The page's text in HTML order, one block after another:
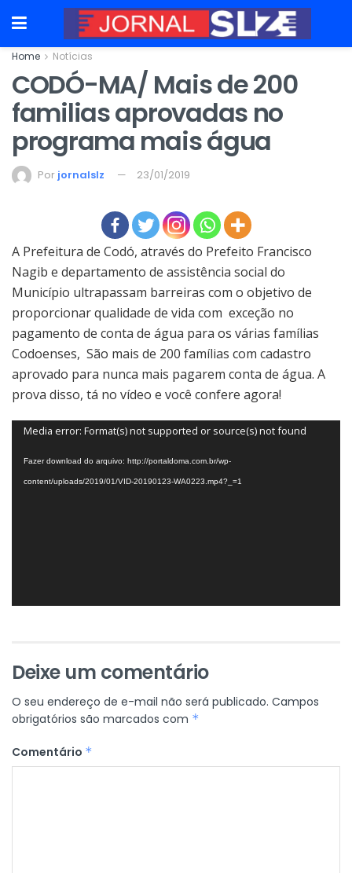
Home Notícias
CODÓ-MA/ Mais de 200
familias aprovadas no
programa mais água
Por jornalslz 23/01/2019
A Prefeitura de Codó, através do Prefeito Francisco
Nagib e departamento de assistência social do
Município ultrapassam barreiras com o objetivo de
proporcionar qualidade de vida com exceção no
pagamento de conta de água para os várias famílias
Codoenses, São mais de 200 famílias com cadastro
aprovado para nunca mais pagarem conta de água. A
prova disso, tá no vídeo e você confere agora!
Tocador
Media error: Format(s) not supported or source(s) not found
Fazer download do arquivo: http://portaldoma.com.br/wp-
content/uploads/2019/01/VID-20190123-WA0223.mp4?_=1
Deixe um comentário
O seu endereço de e-mail não será publicado. Campos
obrigatórios são marcados com *
Comentário *